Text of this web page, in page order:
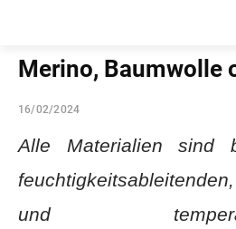
Merino, Baumwolle
16/02/2024
Alle Materialien sind
und